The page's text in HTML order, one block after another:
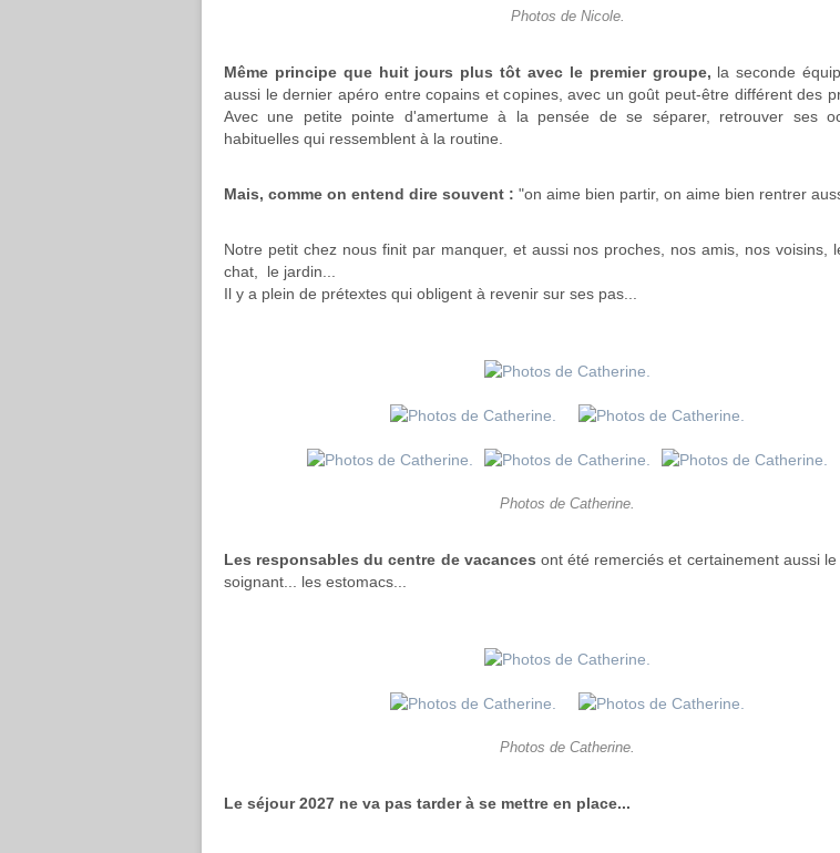
Photos de Nicole.
Même principe que huit jours plus tôt avec le premier groupe, la seconde
aussi le dernier apéro entre copains et copines, avec un goût peut-être différent des
Avec une petite pointe d'amertume à la pensée de se séparer, retrouver ses
habituelles qui ressemblent à la routine.
Mais, comme on entend dire souvent : "on aime bien partir, on aime bien rentrer
Notre petit chez nous finit par manquer, et aussi nos proches, nos amis, nos voisins,
chat, le jardin...
Il y a plein de prétextes qui obligent à revenir sur ses pas...
Photos de Catherine.
Les responsables du centre de vacances ont été remerciés et certainement aussi
soignant... les estomacs...
Photos de Catherine.
Le séjour 2027 ne va pas tarder à se mettre en place...